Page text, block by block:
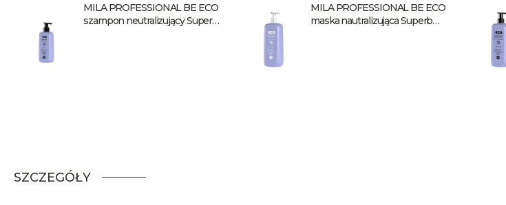
MILA PROFESSIONAL BE ECO
szampon neutralizujący Superb
MILA PROFESSIONAL BE ECO
maska nautralizująca Superb
SZCZEGÓŁY